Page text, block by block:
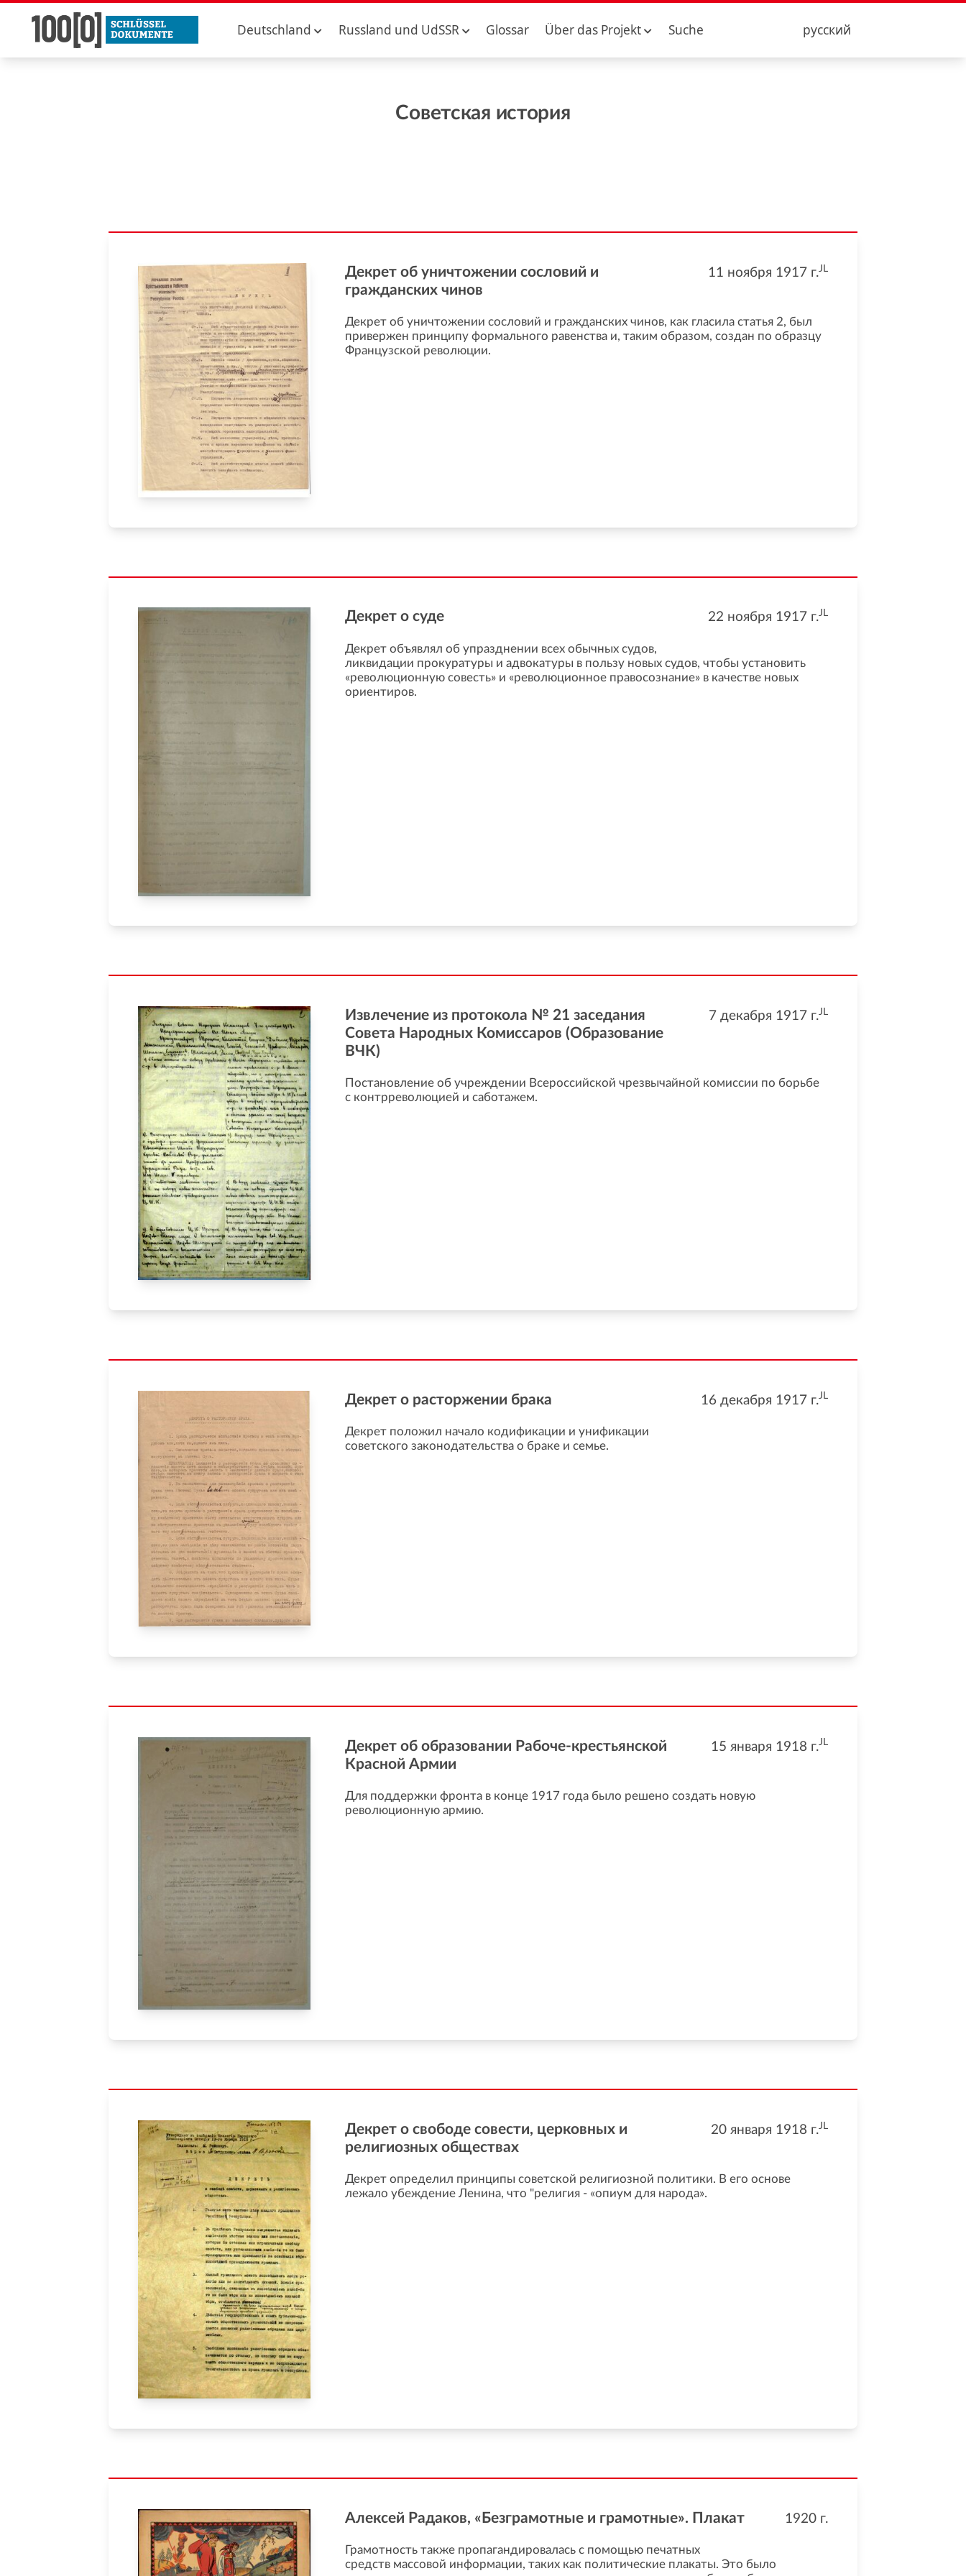
Deutschland Russland und UdSSR Glossar Über das Projekt Suche русский
Советская история
11 ноября 1917 г.JL
Декрет об уничтожении сословий и
гражданских чинов
Декрет об уничтожении сословий и гражданских чинов, как гласила статья 2, был
привержен принципу формального равенства и, таким образом, создан по образцу
Французской революции.
22 ноября 1917 г.JL
Декрет о суде
Декрет объявлял об упразднении всех обычных судов,
ликвидации прокуратуры и адвокатуры в пользу новых судов, чтобы установить
«революционную совесть» и «революционное правосознание» в качестве новых
ориентиров.
7 декабря 1917 г.JL
Извлечение из протокола № 21 заседания
Совета Народных Комиссаров (Образование
ВЧК)
Постановление об учреждении Всероссийской чрезвычайной комиссии по борьбе
с контрреволюцией и саботажем.
16 декабря 1917 г.JL
Декрет о расторжении брака
Декрет положил начало кодификации и унификации
советского законодательства о браке и семье.
15 января 1918 г.JL
Декрет об образовании Рабоче-крестьянской
Красной Армии
Для поддержки фронта в конце 1917 года было решено создать новую
революционную армию.
20 января 1918 г.JL
Декрет о свободе совести, церковных и
религиозных обществах
Декрет определил принципы советской религиозной политики. В его основе
лежало убеждение Ленина, что "религия - «опиум для народа».
1920г.
Aлексей Радаков, «Безграмотные и грамотные». Плакат
Грамотность также пропагандировалась с помощью печатных
средств массовой информации, таких как политические плакаты. Это было